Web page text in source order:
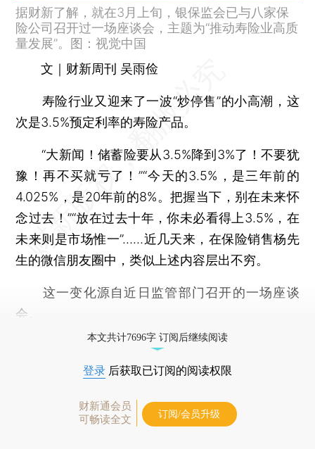
据财新了解，就在3月上旬，银保监会已与八家保
险公司召开过一场座谈会，主题为“推动寿险业高质
量发展”。图：视觉中国
文｜财新周刊 吴雨俭
寿险行业又迎来了一波“炒停售”的小高潮，这
次是3.5%预定利率的寿险产品。
“大新闻！储蓄险要从3.5%降到3%了！不要犹
豫！再不买就亏了！”“今天的3.5%，是三年前的
4.025%，是20年前的8%。把握当下，别在未来怀
念过去！”“放在过去十年，你未必看得上3.5%，在
未来则是市场惟一”……近几天来，在保险销售杨先
生的微信朋友圈中，类似上述内容层出不穷。
这一变化源自近日监管部门召开的一场座谈
会。
本文共计7696字 订阅后继续阅读
登录 后获取已订阅的阅读权限
财新通会员
可畅读全文
订阅/会员升级